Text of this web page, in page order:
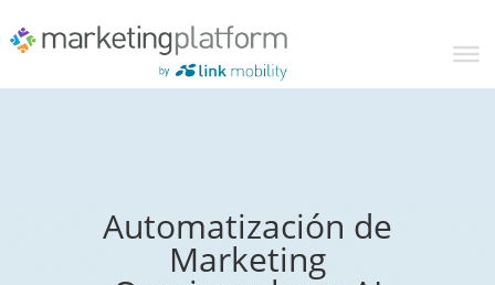
Automatización de
Marketing